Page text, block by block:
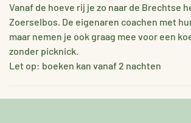
Vanaf de hoeve rij je zo naar de Brechtse
Zoerselbos. De eigenaren coachen met
maar nemen je ook graag mee voor een
zonder picknick.
Let op: boeken kan vanaf 2 nachten